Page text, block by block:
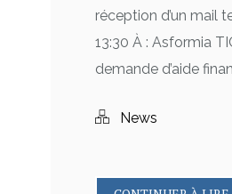
réception d’un mail
13:30 À : Asformia
demande d’aide
News